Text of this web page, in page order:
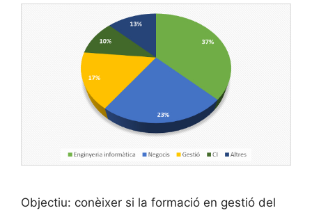
Objectiu: conèixer si la formació en gestió del